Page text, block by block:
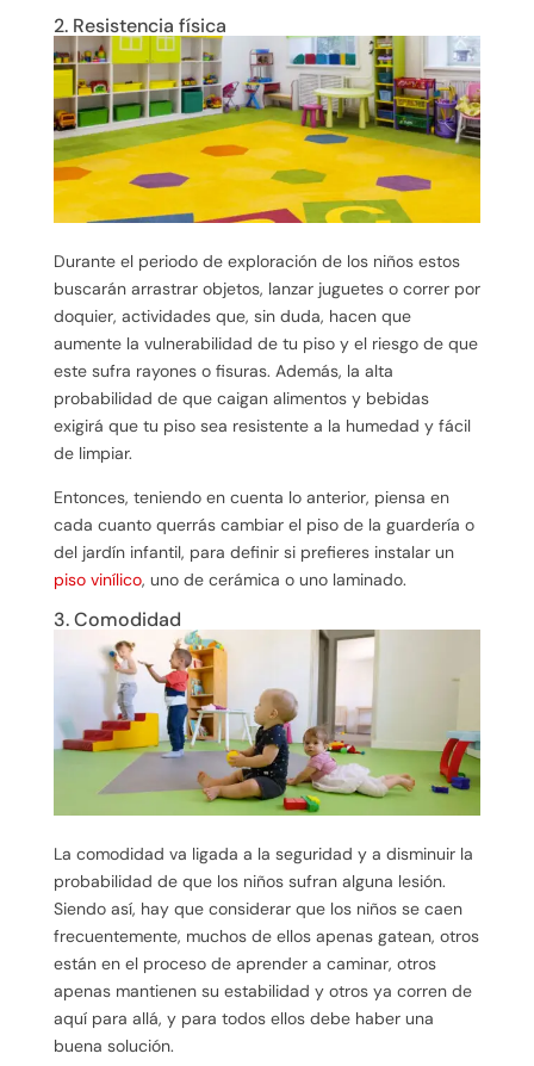
2. Resistencia física
Durante el periodo de exploración de los niños estos
buscarán arrastrar objetos, lanzar juguetes o correr por
doquier, actividades que, sin duda, hacen que
aumente la vulnerabilidad de tu piso y el riesgo de que
este sufra rayones o fisuras. Además, la alta
probabilidad de que caigan alimentos y bebidas
exigirá que tu piso sea resistente a la humedad y fácil
de limpiar.
Entonces, teniendo en cuenta lo anterior, piensa en
cada cuanto querrás cambiar el piso de la guardería o
del jardín infantil, para definir si prefieres instalar un
piso vinílico, uno de cerámica o uno laminado.
3. Comodidad
La comodidad va ligada a la seguridad y a disminuir la
probabilidad de que los niños sufran alguna lesión.
Siendo así, hay que considerar que los niños se caen
frecuentemente, muchos de ellos apenas gatean, otros
están en el proceso de aprender a caminar, otros
apenas mantienen su estabilidad y otros ya corren de
aquí para allá, y para todos ellos debe haber una
buena solución.